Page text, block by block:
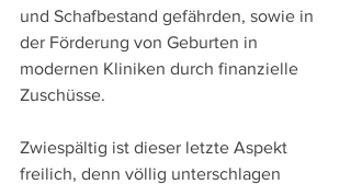
und Schafbestand gefährden, sowie in
der Förderung von Geburten in
modernen Kliniken durch finanzielle
Zuschüsse.
Zwiespältig ist dieser letzte Aspekt
freilich, denn völlig unterschlagen